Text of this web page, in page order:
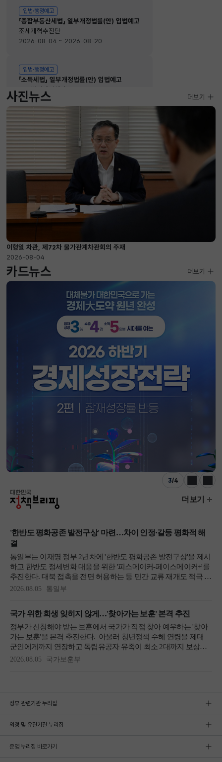
입법·행정예고
「종합부동산세법」 일부개정법률(안) 입법예고
조세개혁추진단
2026-08-04 ~ 2026-08-20
입법·행정예고
「소득세법」 일부개정법률(안) 입법예고
소득법인세정책관
2026-08-04 ~ 2026-08-20
사진뉴스
이형일 차관, 제72차 물가관계차관회의 주재
2026-08-04
사진뉴스
더보기
카드뉴스
3/4
이전 다음
더보기
정부 관련기관 누리집
외청 및 유관기관 누리집
운영 누리집 바로가기